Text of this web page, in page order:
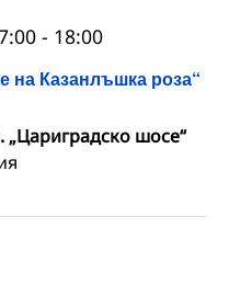
на Казанлъшка роза“
- 18:00
шосе“